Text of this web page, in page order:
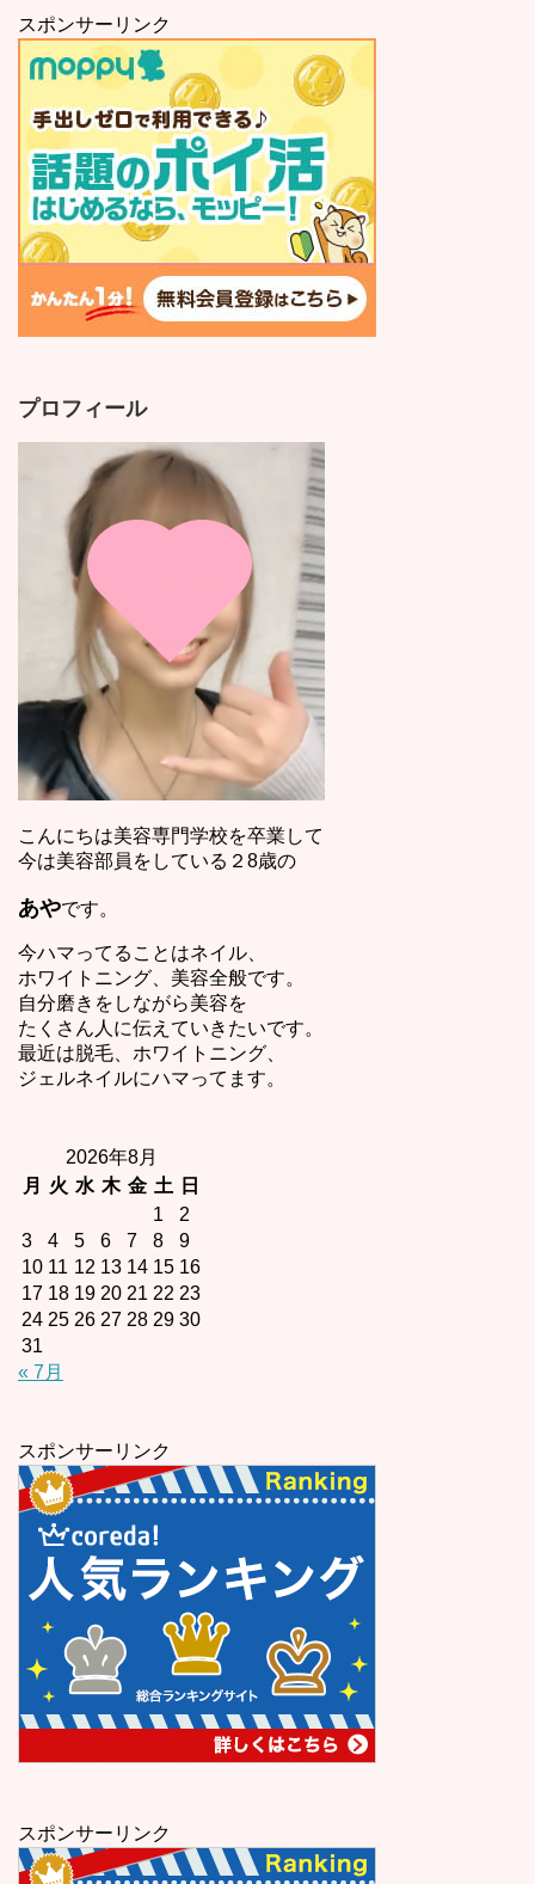
スポンサーリンク
プロフィール
こんにちは美容専門学校を卒業して
今は美容部員をしている２8歳の
あやです。
今ハマってることはネイル、
ホワイトニング、美容全般です。
自分磨きをしながら美容を
たくさん人に伝えていきたいです。
最近は脱毛、ホワイトニング、
ジェルネイルにハマってます。
2026年8月
月
火 水 木 金 土
日
1
2
3
4 5 6 7 8
9
10 11 12 13 14 15 16
17 18 19 20 21 22 23
24 25 26 27 28 29 30
31
« 7月
スポンサーリンク
スポンサーリンク